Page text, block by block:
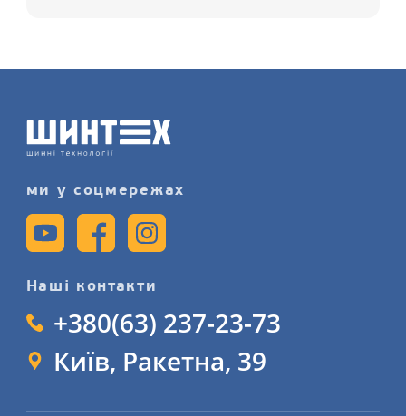
нашому сайті.
ми у соцмережах
Наші контакти
+380(63) 237-23-73
Київ, Ракетна, 39